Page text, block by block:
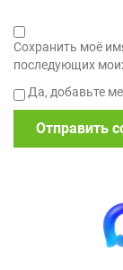
Сохранить моё
последующих
Да, добавьте